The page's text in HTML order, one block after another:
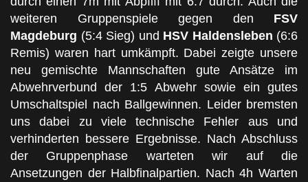
weiteren Gruppenspiele gegen den FSV
Magdeburg (5:4 Sieg) und HSV Haldensleben (6:6
Remis) waren hart umkämpft. Dabei zeigte unsere
neu gemischte Mannschaften gute Ansätze im
Abwehrverbund der 1:5 Abwehr sowie ein gutes
Umschaltspiel nach Ballgewinnen. Leider bremsten
uns dabei zu viele technische Fehler aus und
verhinderten bessere Ergebnisse. Nach Abschluss
der Gruppenphase warteten wir auf die
Ansetzungen der Halbfinalpartien. Nach 4h Warten